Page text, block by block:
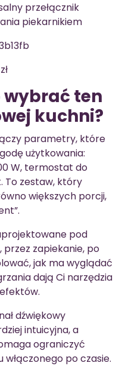
przełącznik
piekarnikiem
wybrać ten
kuchni?
parametry, które
użytkowania:
W, termostat do
To zestaw, który
większych porcji,
pod
przez zapiekanie, po
jak ma wyglądać
dają Ci narzędzia
dźwiękowy
intuicyjna, a
ograniczyć
po czasie.